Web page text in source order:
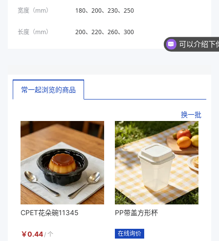
宽度（mm） 180、200、230、250
长度（mm） 200、220、260、300
常一起浏览的商品
换一批
CPET花朵碗11345
￥0.44 / 个
PP带盖方形杯
在线询价
你们是